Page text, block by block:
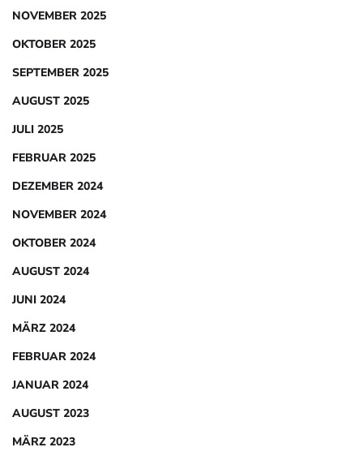
NOVEMBER 2025
OKTOBER 2025
SEPTEMBER 2025
AUGUST 2025
JULI 2025
FEBRUAR 2025
DEZEMBER 2024
NOVEMBER 2024
OKTOBER 2024
AUGUST 2024
JUNI 2024
MÄRZ 2024
FEBRUAR 2024
JANUAR 2024
AUGUST 2023
MÄRZ 2023